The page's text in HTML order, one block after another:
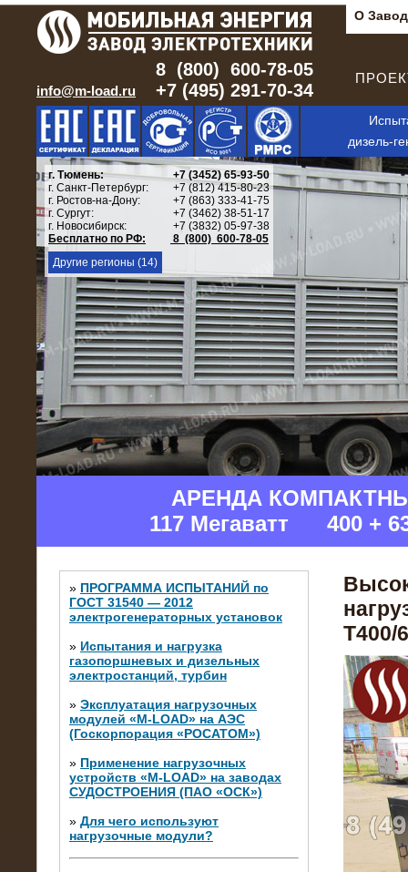
О
info@m-load.ru
8 (800) 600-78-05
+7 (495) 291-70-34
дизель-
г. Тюмень:
+7 (3452) 65-93-50
г. Санкт-Петербург:
+7 (812) 415-80-23
г. Ростов-на-Дону:
+7 (863) 333-41-75
г. Сургут:
+7 (3462) 38-51-17
г. Новосибирск:
+7 (3832) 05-97-38
Бесплатно по РФ:
8 (800) 600-78-05
Другие регионы (14)
АРЕНДА
117 Мегаватт 400 +
» ПРОГРАММА ИСПЫТАНИЙ по
ГОСТ 31540 — 2012
электрогенераторных установок
» Испытания и нагрузка
газопоршневых и дизельных
электростанций, турбин
» Эксплуатация нагрузочных
модулей «M-LOAD» на АЭС
(Госкорпорация «РОСАТОМ»)
» Применение нагрузочных
устройств «M-LOAD» на заводах
СУДОСТРОЕНИЯ (ПАО «ОСК»)
» Для чего используют
нагрузочные модули?
Т400/